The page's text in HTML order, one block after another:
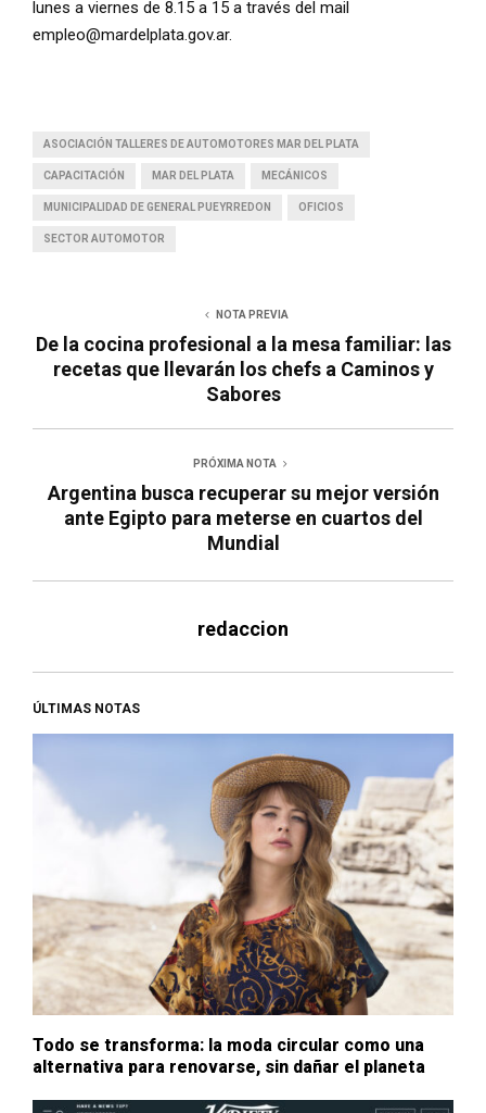
lunes a viernes de 8.15 a 15 a través del mail
empleo@mardelplata.gov.ar.
ASOCIACIÓN TALLERES DE AUTOMOTORES MAR DEL PLATA
CAPACITACIÓN MAR DEL PLATA MECÁNICOS
MUNICIPALIDAD DE GENERAL PUEYRREDON OFICIOS
SECTOR AUTOMOTOR
NOTA PREVIA
De la cocina profesional a la mesa familiar: las
recetas que llevarán los chefs a Caminos y
Sabores
PRÓXIMA NOTA
Argentina busca recuperar su mejor versión
ante Egipto para meterse en cuartos del
Mundial
redaccion
ÚLTIMAS NOTAS
Todo se transforma: la moda circular como una
alternativa para renovarse, sin dañar el planeta